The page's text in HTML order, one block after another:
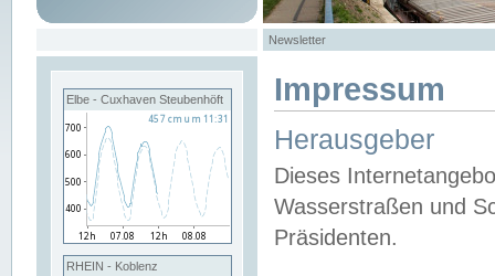
Newsletter
Elbe - Cuxhaven Steubenhöft
RHEIN - Koblenz
Impressum
Herausgeber
Dieses
Wasserstraßen und
Präsidenten.